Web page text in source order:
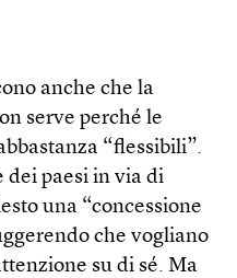
anche che la
serve perché le
“flessibili”.
dei paesi in via di
una “concessione
che vogliano
su di sé. Ma